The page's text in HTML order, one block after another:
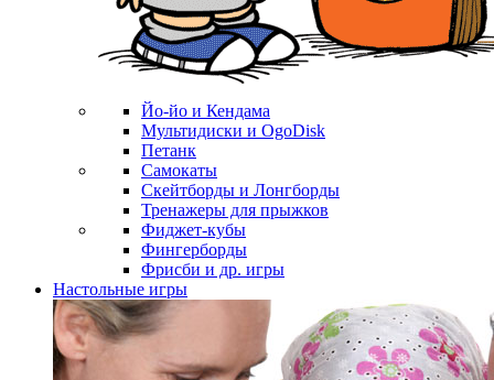
Йо-йо и Кендама
Мультидиски и OgoDisk
Петанк
Самокаты
Скейтборды и Лонгборды
Тренажеры для прыжков
Фиджет-кубы
Фингерборды
Фрисби и др. игры
Настольные игры